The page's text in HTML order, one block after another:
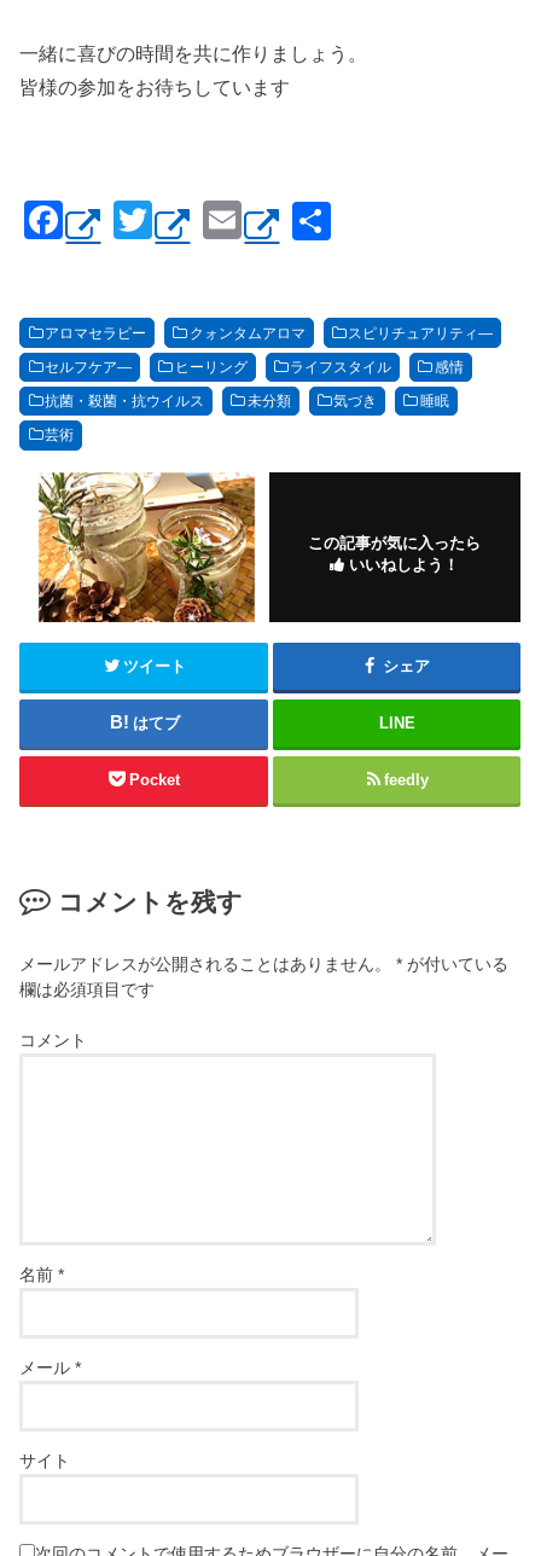
一緒に喜びの時間を共に作りましょう。
皆様の参加をお待ちしています
F
a
e
b
o
o
k
T
wi
er
E
m
アロマセラピー クォンタムアロマ スピリチュアリティ―
セルフケア― ヒーリング ライフスタイル 感情
抗菌・殺菌・抗ウイルス 未分類 気づき 睡眠
芸術
この記事が気に入ったら
いいねしよう！
ツイート シェア
はてブ LINE
Pocket feedly
コメントを残す
メールアドレスが公開されることはありません。 * が付いている
欄は必須項目です
コメント
名前*
メール*
サイト